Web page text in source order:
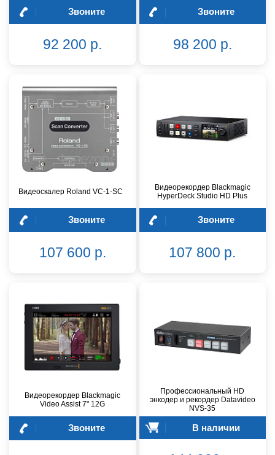
Звоните
92 200 р.
Звоните
98 200 р.
Видеоскалер Roland VC-1-SC
Звоните
107 600 р.
Видеорекордер Blackmagic
HyperDeck Studio HD Plus
Звоните
107 800 р.
Видеорекордер Blackmagic
Video Assist 7" 12G
Звоните
Профессиональный HD
энкодер и рекордер Datavideo
NVS-35
В наличии